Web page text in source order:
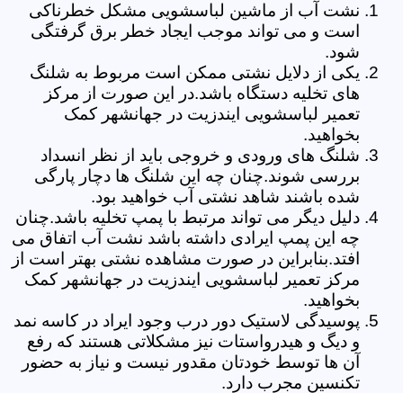
نشت آب از ماشین لباسشویی مشکل خطرناکی
است و می تواند موجب ایجاد خطر برق گرفتگی
شود.
یکی از دلایل نشتی ممکن است مربوط به شلنگ
های تخلیه دستگاه باشد.در این صورت از مرکز
تعمیر لباسشویی ایندزیت در جهانشهر کمک
بخواهید.
شلنگ های ورودی و خروجی باید از نظر انسداد
بررسی شوند.چنان چه این شلنگ ها دچار پارگی
شده باشند شاهد نشتی آب خواهید بود.
دلیل دیگر می تواند مرتبط با پمپ تخلیه باشد.چنان
چه این پمپ ایرادی داشته باشد نشت آب اتفاق می
افتد.بنابراین در صورت مشاهده نشتی بهتر است از
مرکز تعمیر لباسشویی ایندزیت در جهانشهر کمک
بخواهید.
پوسیدگی لاستیک دور درب وجود ایراد در کاسه نمد
و دیگ و هیدرواستات نیز مشکلاتی هستند که رفع
آن ها توسط خودتان مقدور نیست و نیاز به حضور
تکنسین مجرب دارد.